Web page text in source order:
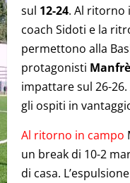
sul 12-24. Al ritorno
coach Sidoti e la
permettono alla
protagonisti Manfrè
impattare sul 26-
gli ospiti in
Al ritorno in campo
un break di 10-2
di casa.